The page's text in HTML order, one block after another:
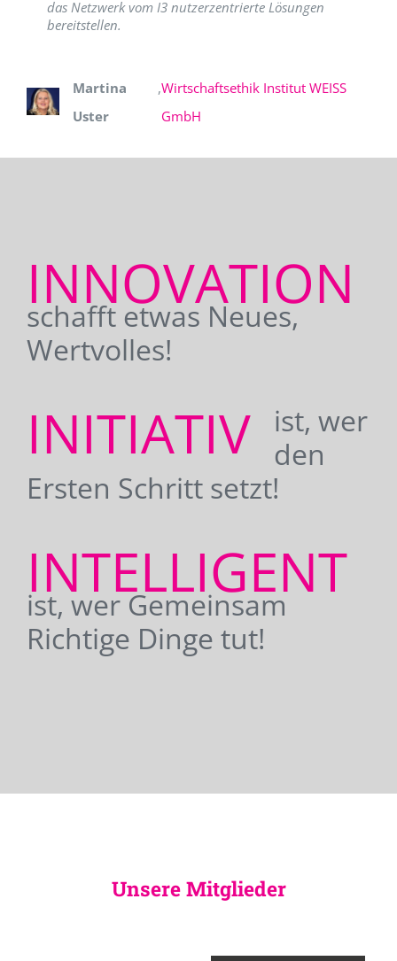
das Netzwerk vom I3 nutzerzentrierte Lösungen
bereitstellen.
Martina
Uster
,Wirtschaftsethik Institut WEISS
GmbH
INNOVATION
schafft etwas Neues,
Wertvolles!
INITIATIV
ist, wer
den
Ersten Schritt setzt!
INTELLIGENT
ist, wer Gemeinsam
Richtige Dinge tut!
Unsere Mitglieder